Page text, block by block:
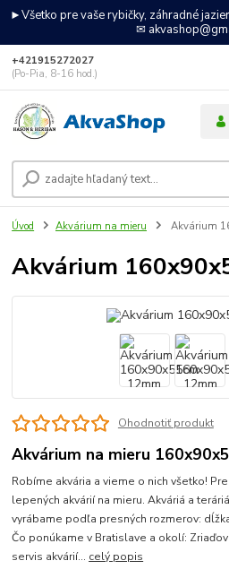
►Všetko pre vaše rybičky, záhradné
✉
+421915272027
(Po-Pia, 8-16 hod.)
Úvod Akvárium na mieru Akvárium
Akvárium
Ohodnotiť produkt
Akvárium na mieru
Robíme akvária a vieme o nich všetko!
lepených akvárií na mieru. Akváriá a
vyrábame podľa presných rozmerov:
Čo ponúkame v Bratislave a okolí:
servis akvárií... celý popis